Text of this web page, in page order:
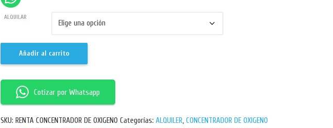
ALQUILAR
Añadir al carrito
Cotizar por Whatsapp
SKU: RENTA CONCENTRADOR DE OXIGENO Categorías: ALQUILER, CONCENTRADOR DE OXIGENO